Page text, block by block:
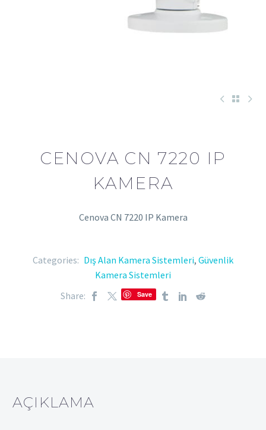
CENOVA CN 7220 IP
KAMERA
Cenova CN 7220 IP Kamera
Categories: Dış Alan Kamera Sistemleri, Güvenlik
Kamera Sistemleri
Share:
Save
AÇIKLAMA